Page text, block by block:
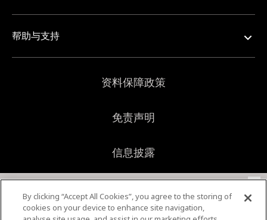
帮助与支持
资料保障政策
免责声明
信息披露
本行使用Cookie来改善和提供个性化的浏览体验，同时了
解您的偏好和要求。使用本行的网站，即表示您同意本行
×
By clicking “Accept All Cookies”, you agree to the storing of
cookies on your device to enhance site navigation,